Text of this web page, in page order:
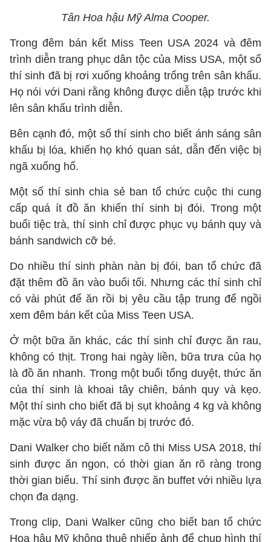
Tân Hoa hậu Mỹ Alma Cooper.
Trong đêm bán kết Miss Teen USA 2024 và đêm
trình diễn trang phục dân tộc của Miss USA, một số
thí sinh đã bị rơi xuống khoảng trống trên sân khấu.
Họ nói với Dani rằng không được diễn tập trước khi
lên sân khấu trình diễn.
Bên cạnh đó, một số thí sinh cho biết ánh sáng sân
khấu bị lóa, khiến họ khó quan sát, dẫn đến việc bị
ngã xuống hố.
Một số thí sinh chia sẻ ban tổ chức cuộc thi cung
cấp quá ít đồ ăn khiến thí sinh bị đói. Trong một
buổi tiệc trà, thí sinh chỉ được phục vụ bánh quy và
bánh sandwich cỡ bé.
Do nhiều thí sinh phàn nàn bị đói, ban tổ chức đã
đặt thêm đồ ăn vào buổi tối. Nhưng các thí sinh chỉ
có vài phút để ăn rồi bị yêu cầu tập trung để ngồi
xem đêm bán kết của Miss Teen USA.
Ở một bữa ăn khác, các thí sinh chỉ được ăn rau,
không có thịt. Trong hai ngày liền, bữa trưa của họ
là đồ ăn nhanh. Trong một buổi tổng duyệt, thức ăn
của thí sinh là khoai tây chiên, bánh quy và kẹo.
Một thí sinh cho biết đã bị sụt khoảng 4 kg và không
mặc vừa bộ váy đã chuẩn bị trước đó.
Dani Walker cho biết năm cô thi Miss USA 2018, thí
sinh được ăn ngon, có thời gian ăn rõ ràng trong
thời gian biểu. Thí sinh được ăn buffet với nhiều lựa
chọn đa dạng.
Trong clip, Dani Walker cũng cho biết ban tổ chức
Hoa hậu Mỹ không thuê nhiếp ảnh để chụp hình thí